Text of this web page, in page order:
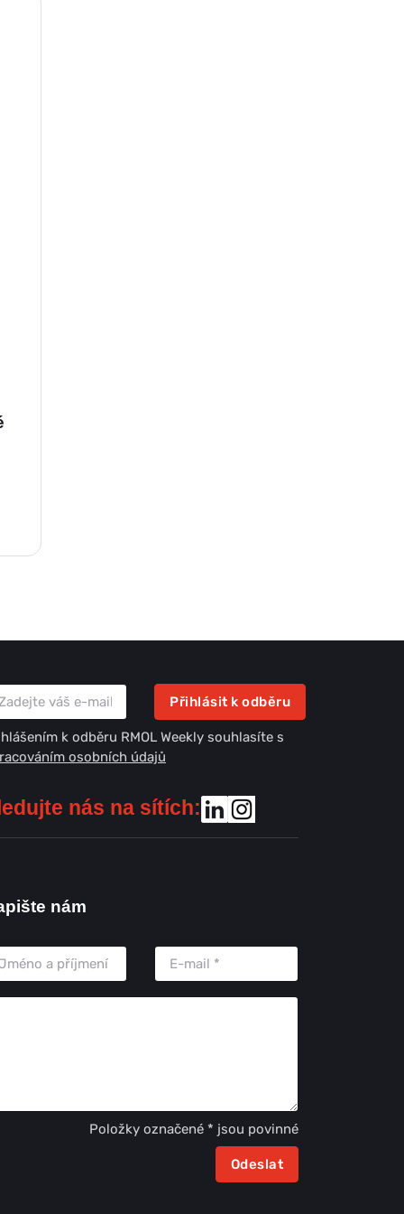
Přihlásit k odběru
k odběru RMOL Weekly souhlasíte s
osobních údajů
nás na sítích:
nám
Položky označené * jsou povinné